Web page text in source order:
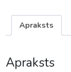
Apraksts
Apraksts